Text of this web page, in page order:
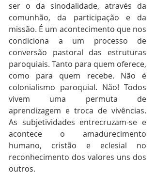
ser o da sinodalidade, através da
comunhão, da participação e da
missão. É um acontecimento que nos
condiciona a um processo de
conversão pastoral das estruturas
paroquiais. Tanto para quem oferece,
como para quem recebe. Não é
colonialismo paroquial. Não! Todos
vivem uma permuta de
aprendizagem e troca de vivências.
As subjetividades entrecruzam-se e
acontece o amadurecimento
humano, cristão e eclesial no
reconhecimento dos valores uns dos
outros.